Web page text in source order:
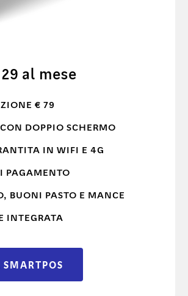
al mese
€ 79
DOPPIO SCHERMO
IN WIFI E 4G
PAGAMENTO
BUONI PASTO E MANCE
INTEGRATA